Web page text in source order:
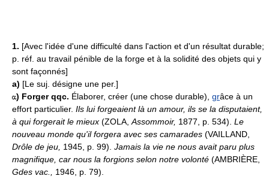
1. [Avec l'idée d'une difficulté dans l'action et d'un résultat durable;
p. réf. au travail pénible de la forge et à la solidité des objets qui y
sont façonnés]
a) [Le suj. désigne une per.]
) Forger qqc. Élaborer, créer (une chose durable), grâce à un
effort particulier. Ils lui forgeaient là un amour, ils se la disputaient,
à qui forgerait le mieux (ZOLA, Assommoir, 1877, p. 534). Le
nouveau monde qu'il forgera avec ses camarades (VAILLAND,
Drôle de jeu, 1945, p. 99). Jamais la vie ne nous avait paru plus
magnifique, car nous la forgions selon notre volonté (AMBRIÈRE,
Gdes vac., 1946, p. 79).